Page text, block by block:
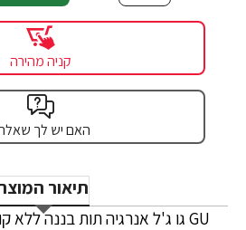
קניה מהירה
האם יש לך
תיאור המוצר